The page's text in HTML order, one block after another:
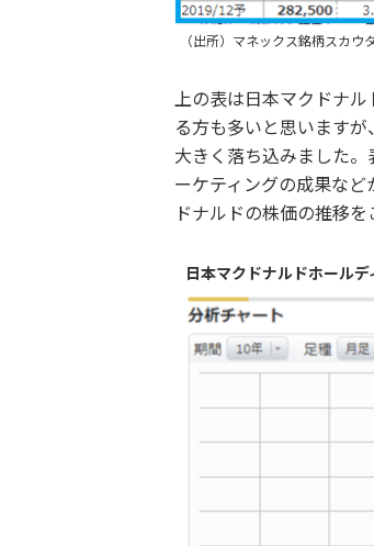
（出所）マネックス銘柄スカウ
上の表は日本マクドナ
る方も多いと思います
大きく落ち込みました
ーケティングの成果な
ドナルドの株価の推移を
日本マクドナルドホール